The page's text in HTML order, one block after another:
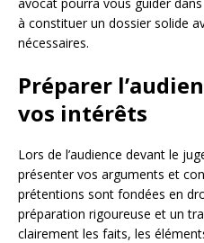
à constituer un dossier solide
nécessaires.
Préparer
vos intérêts
Lors de l’audience devant le
présenter vos arguments et
prétentions sont fondées en
préparation rigoureuse et un
clairement les faits, les